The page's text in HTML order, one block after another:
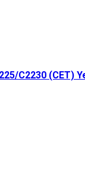
C2230 (CET)